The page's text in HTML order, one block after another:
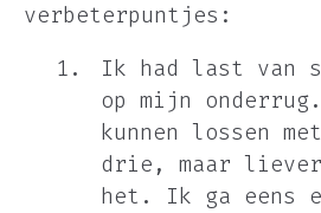
verbeterpuntjes:
Ik had last van
op mijn
kunnen lossen
drie, maar
het. Ik ga eens